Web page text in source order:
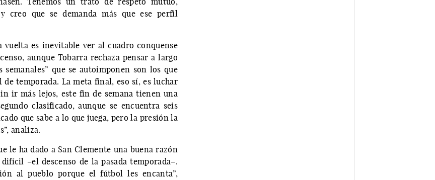
creo que se demanda más que ese perfil
es inevitable ver al cuadro conquense
aunque Tobarra rechaza pensar a largo
que se autoimponen son los que
temporada. La meta final, eso sí, es luchar
ir más lejos, este fin de semana tienen una
clasificado, aunque se encuentra seis
que sabe a lo que juega, pero la presión la
analiza.
le ha dado a San Clemente una buena razón
–el descenso de la pasada temporada–.
al pueblo porque el fútbol les encanta”,